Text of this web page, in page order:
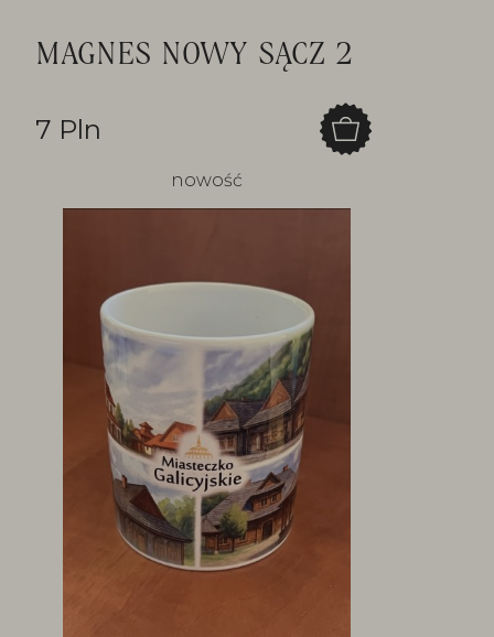
MAGNES NOWY SĄCZ 2
7 Pln
nowość